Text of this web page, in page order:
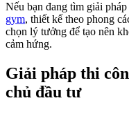
Nếu bạn đang tìm giải
gym, thiết kế theo phong
chọn lý tưởng để tạo nên
cảm hứng.
Giải pháp thi
chủ đầu tư